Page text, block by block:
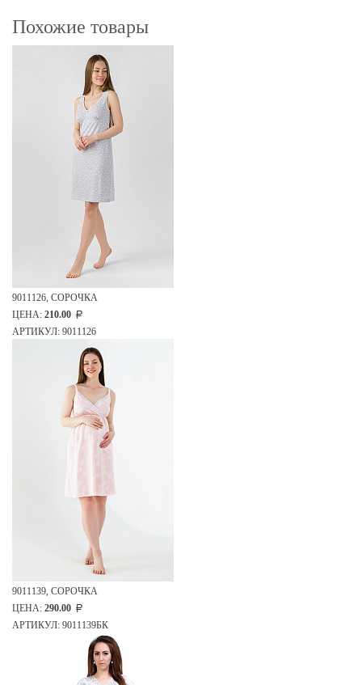
Похожие товары
9011126, СОРОЧКА
ЦЕНА: 210.00
АРТИКУЛ: 9011126
9011139, СОРОЧКА
ЦЕНА: 290.00
АРТИКУЛ: 9011139БК